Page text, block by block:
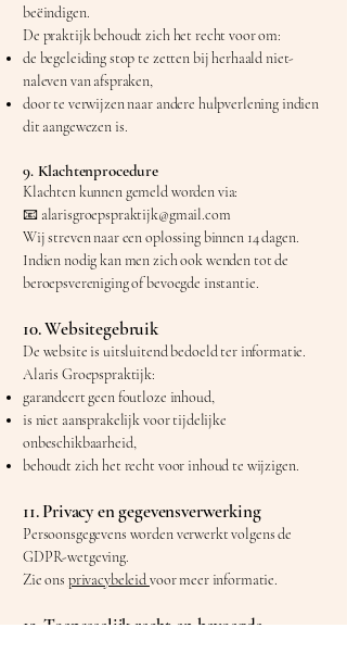
beëindigen.
De praktijk behoudt zich het recht voor om:
de begeleiding stop te zetten bij herhaald niet-
naleven van afspraken,
door te verwijzen naar andere hulpverlening indien
dit aangewezen is.
9. Klachtenprocedure
Klachten kunnen gemeld worden via:
📧 alarisgroepspraktijk@gmail.com
Wij streven naar een oplossing binnen 14 dagen.
Indien nodig kan men zich ook wenden tot de
beroepsvereniging of bevoegde instantie.
10. Websitegebruik
De website is uitsluitend bedoeld ter informatie.
Alaris Groepspraktijk:
garandeert geen foutloze inhoud,
is niet aansprakelijk voor tijdelijke
onbeschikbaarheid,
behoudt zich het recht voor inhoud te wijzigen.
11. Privacy en gegevensverwerking
Persoonsgegevens worden verwerkt volgens de
GDPR-wetgeving.
Zie ons privacybeleidvoor meer informatie.
12. Toepasselijk recht en bevoegde